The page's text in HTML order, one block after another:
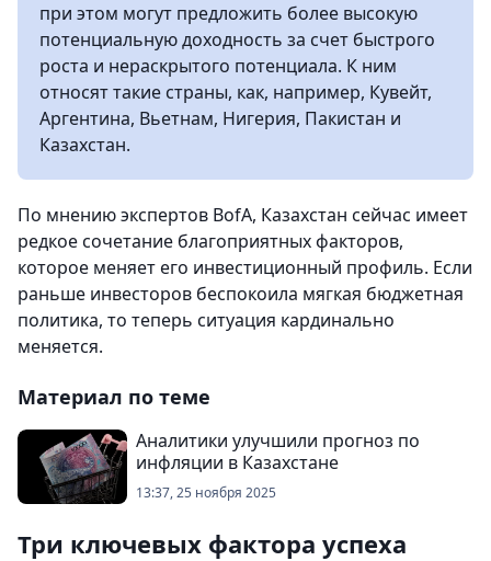
при этом могут предложить более высокую
потенциальную доходность за счет быстрого
роста и нераскрытого потенциала. К ним
относят такие страны, как, например, Кувейт,
Аргентина, Вьетнам, Нигерия, Пакистан и
Казахстан.
По мнению экспертов BofA, Казахстан сейчас имеет
редкое сочетание благоприятных факторов,
которое меняет его инвестиционный профиль. Если
раньше инвесторов беспокоила мягкая бюджетная
политика, то теперь ситуация кардинально
меняется.
Материал по теме
Аналитики улучшили прогноз по
инфляции в Казахстане
13:37, 25 ноября 2025
Три ключевых фактора успеха